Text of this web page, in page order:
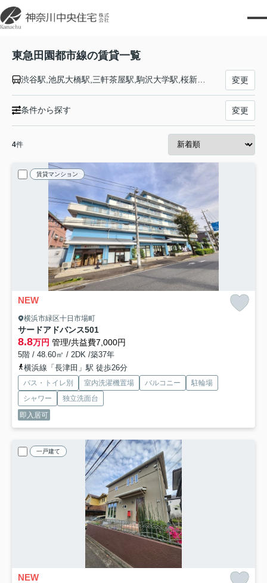
東急田園都市線の賃貸一覧
渋谷駅,池尻大橋駅,三軒茶屋駅,駒沢大学駅,桜新町駅,用賀駅,二子玉川駅,二子新地駅,高津駅,武蔵溝ノ口駅,梶が谷駅,宮崎台駅,宮前平駅,鷺沼駅,たまプラーザ駅,あざみ野駅,江田駅,市が尾駅,藤が丘駅,青葉台駅,田奈駅,長津田駅,つくし野駅,すずかけ台駅,南町田グランベリーＰ駅,つきみ野駅,中央林間駅 変更
条件から探す 変更
4件
賃貸マンション
NEW
横浜市緑区十日市場町
サードアドバンス501
8.8万円 管理/共益費7,000円
5階 / 48.60㎡ / 2DK /築37年
横浜線「長津田」駅 徒歩26分
バス・トイレ別 室内洗濯機置場 バルコニー
駐輪場
シャワー
独立洗面台
即入居可
一戸建て
NEW